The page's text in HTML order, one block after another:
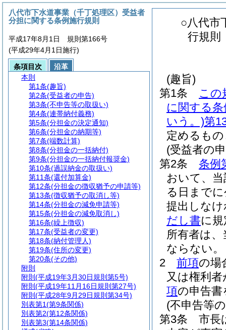
○八代市
行規則
(趣旨)
第1条
この
に関する条
いう。)第
定めるも
(受益者の
第2条
条例
おいて、
る日まで
提出しな
だし書に
所有者は
ならない。
2
前項の場
又は権利
項の申告
(不申告等
第3条
市長
八代市下水道事業（千丁処理区）受益者
分担に関する条例施行規則
平成17年8月1日 規則第166号
(平成29年4月1日施行)
条項目次
沿革
本則
第1条(趣旨)
第2条(受益者の申告)
第3条(不申告等の取扱い)
第4条(連帯納付義務)
第5条(分担金の決定通知)
第6条(分担金の納期等)
第7条(端数計算)
第8条(分担金の一括納付)
第9条(分担金の一括納付報奨金)
第10条(過誤納金の取扱い)
第11条(還付加算金)
第12条(分担金の徴収猶予の申請等)
第13条(徴収猶予の取消し等)
第14条(分担金の減免申請等)
第15条(分担金の減免取消し)
第16条(繰上徴収)
第17条(受益者の変更)
第18条(納付管理人)
第19条(住所の変更)
第20条(その他)
附則
附則 (平成19年3月30日規則第5号)
附則 (平成19年11月16日規則第27号)
附則 (平成28年9月29日規則第34号)
別表第1(第9条関係)
別表第2(第12条関係)
別表第3(第14条関係)